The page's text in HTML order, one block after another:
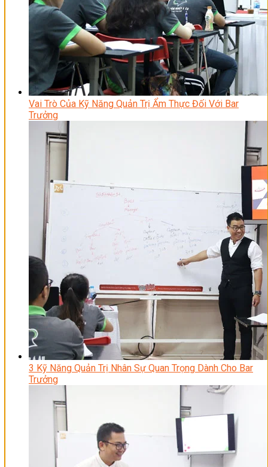
Vai Trò Của Kỹ Năng Quản Trị Ẩm Thực Đối Với Bar
Trưởng
3 Kỹ Năng Quản Trị Nhân Sự Quan Trọng Dành Cho Bar
Trưởng